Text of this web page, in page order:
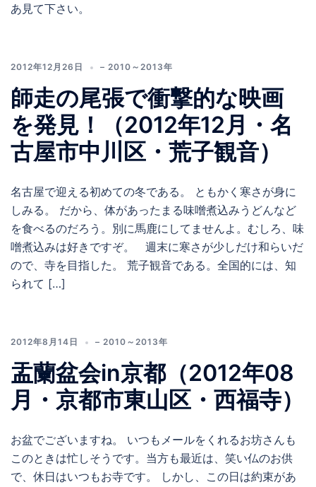
あ見て下さい。
2012年12月26日 – 2010～2013年
師走の尾張で衝撃的な映画
を発見！（2012年12月・名
古屋市中川区・荒子観音）
名古屋で迎える初めての冬である。 ともかく寒さが身に
しみる。 だから、体があったまる味噌煮込みうどんなど
を食べるのだろう。別に馬鹿にしてませんよ。むしろ、味
噌煮込みは好きですぞ。 週末に寒さが少しだけ和らいだ
ので、寺を目指した。 荒子観音である。全国的には、知
られて […]
2012年8月14日 – 2010～2013年
盂蘭盆会in京都（2012年08
月・京都市東山区・西福寺）
お盆でございますね。 いつもメールをくれるお坊さんも
このときは忙しそうです。当方も最近は、笑い仏のお供
で、休日はいつもお寺です。 しかし、この日は約束があ